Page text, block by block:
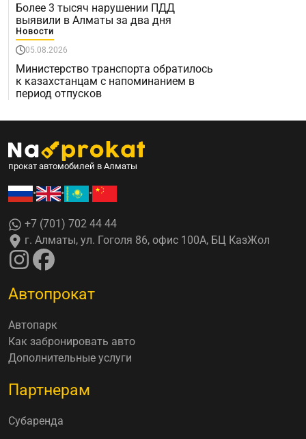
Более 3 тысяч нарушении ПДД
выявили в Алматы за два дня
Новости
05.08.2026
Министерство транспорта обратилось
к казахстанцам с напоминанием в
период отпусков
прокат автомобилей в Алматы
• • •
+7 (701) 702 44 44
г. Алматы, ул. Гоголя 86, офис 100А, БЦ КазЖол
Автопрокат
Автопарк
Как забронировать авто
Дополнительные услуги
Партнерам
Субаренда